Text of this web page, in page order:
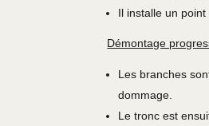
Il installe un point
Démontage
Les branches
dommage.
Le tronc est